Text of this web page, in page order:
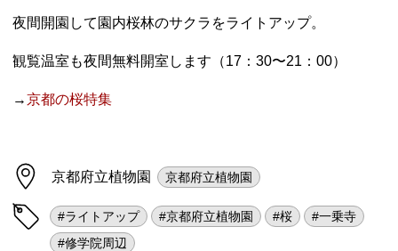
夜間開園して園内桜林のサクラをライトアップ。
観覧温室も夜間無料開室します（17：30〜21：00）
→京都の桜特集
京都府立植物園 京都府立植物園
#ライトアップ #京都府立植物園 #桜
#一乗寺
#修学院周辺